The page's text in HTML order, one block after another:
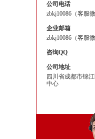
公司电话
zbkj10086（客服微
企业邮箱
zbkj10086（客服微
咨询QQ
公司地址
四川省成都市锦
中心